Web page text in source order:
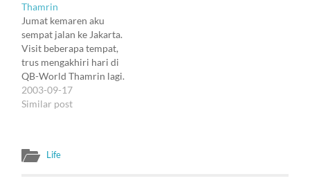
daripada di stasion
Bandung. Biasa kan,
berdalih melindungi diri
sendiri. Tapi apa sih yang
salah dari kumpulan jokes
itu? Coba turun sebentar
di jalan-jalan…
Thamrin
Jumat kemaren aku
sempat jalan ke Jakarta.
Visit beberapa tempat,
trus mengakhiri hari di
QB-World Thamrin lagi.
Kayaknya nggak terlalu
banyak yang pingin aku
Biar deh, abis juga satu
2003-09-17
Similar post
Life